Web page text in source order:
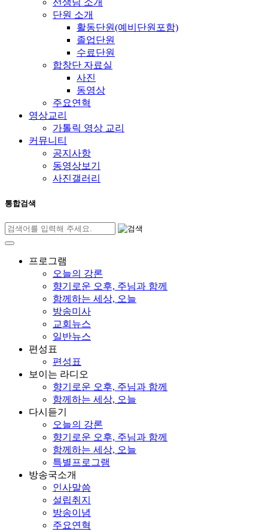
단원 소개
활동단원(예비단원포함)
졸업단원
수료단원
합창단 자료실
사진
동영상
주요연혁
영상교리
가톨릭 영상 교리
커뮤니티
공지사항
동영상보기
사진갤러리
통합검색
프로그램
오늘의 강론
향기로운 오후, 주님과 함께
함께하는 세상, 오늘
방송미사
교회뉴스
일반뉴스
편성표
편성표
보이는 라디오
향기로운 오후, 주님과 함께
함께하는 세상, 오늘
다시듣기
오늘의 강론
향기로운 오후, 주님과 함께
함께하는 세상, 오늘
특별프로그램
방송국소개
인사말씀
설립취지
방송이념
주요연혁